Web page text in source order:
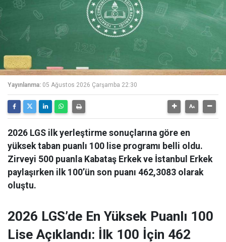
Yayınlanma: 05 Ağustos 2026 Çarşamba 22:30
2026 LGS ilk yerleştirme sonuçlarına göre en
yüksek taban puanlı 100 lise programı belli oldu.
Zirveyi 500 puanla Kabataş Erkek ve İstanbul Erkek
paylaşırken ilk 100’ün son puanı 462,3083 olarak
oluştu.
2026 LGS’de En Yüksek Puanlı 100
Lise Açıklandı: İlk 100 İçin 462